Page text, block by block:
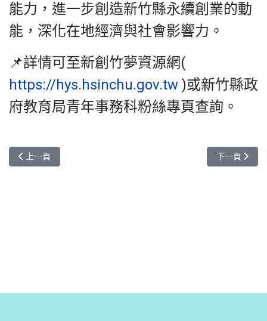
能力，進一步創造新竹縣永續創業的動
能，深化在地經濟與社會影響力。
📌詳情可至新創竹夢資源網(
https://hys.hsinchu.gov.tw )或新竹縣政
府教育局青年事務科粉絲專頁查詢。
上一篇文章: 115年新竹青創基地Hsinchu Startup Hub
上一頁 下一篇文章:
下一頁